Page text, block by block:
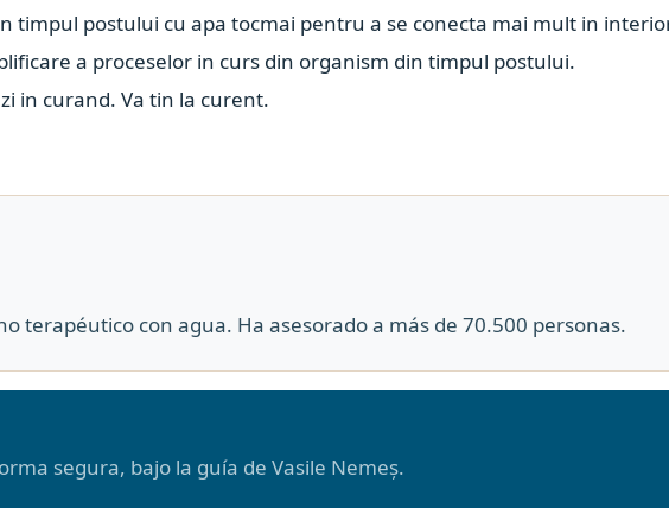
timpul postului cu apa tocmai pentru a se conecta mai mult in
a proceselor in curs din organism din timpul postului.
in curand. Va tin la curent.
terapéutico con agua. Ha asesorado a más de 70.500 personas.
segura, bajo la guía de Vasile Nemeș.